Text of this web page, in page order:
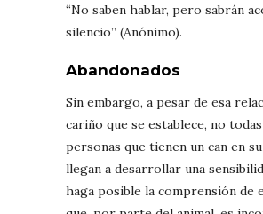
“No saben hablar, pero sabrán
silencio” (Anónimo).
Abandonados
Sin embargo, a pesar de esa
cariño que se establece, no
personas que tienen un can en
llegan a desarrollar una
haga posible la comprensión de